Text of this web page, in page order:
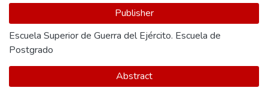
Publisher
Escuela Superior de Guerra del Ejército. Escuela de
Postgrado
Abstract